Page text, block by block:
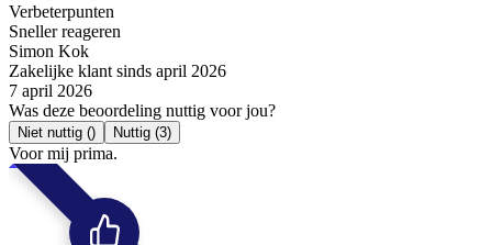
Verbeterpunten
Sneller reageren
Simon Kok
Zakelijke klant sinds april 2026
7 april 2026
Was deze beoordeling nuttig voor jou?
Niet nuttig () Nuttig (3)
Voor mij prima.